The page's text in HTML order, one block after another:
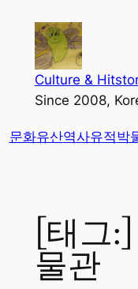
가
Culture &
Since 2008,
문화유산역사유적박
[태그:]
물관